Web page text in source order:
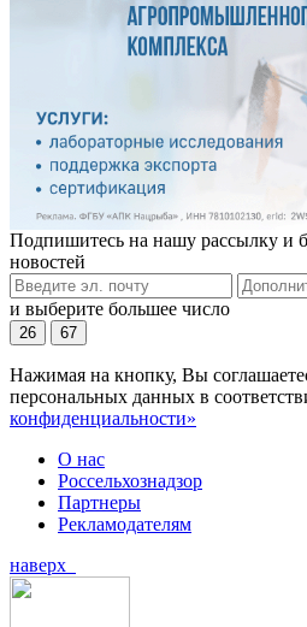
Подпишитесь на нашу рассылку и
новостей
и выберите большее число
26 67
Нажимая на кнопку, Вы
персональных данных в
конфиденциальности»
О нас
Россельхознадзор
Партнеры
Рекламодателям
наверх